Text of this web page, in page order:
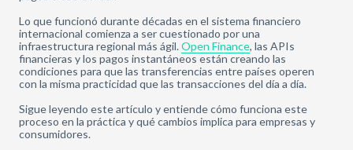
Lo que funcionó durante décadas en el sistema financiero
internacional comienza a ser cuestionado por una
infraestructura regional más ágil.Open Finance, las APIs
financieras y los pagos instantáneos están creando las
condiciones para que las transferencias entre países operen
con la misma practicidad que las transacciones del día a día.
Sigue leyendo este artículo y entiende cómo funciona este
proceso en la práctica y qué cambios implica para empresas y
consumidores.